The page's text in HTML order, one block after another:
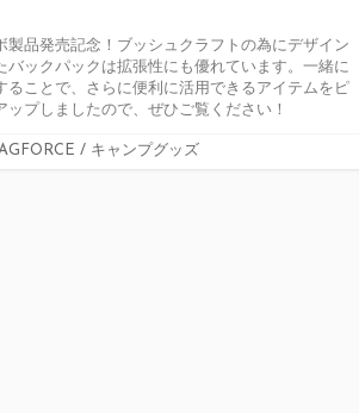
製品発売記念！ブッシュクラフトの為にデザイン
バックパックは拡張性にも優れています。一緒に
ることで、さらに便利に活用できるアイテムをピ
ップしましたので、ぜひご覧ください！
/ キャンプグッズ